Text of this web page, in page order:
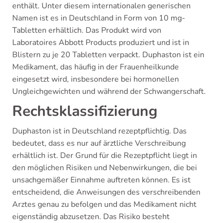
enthält. Unter diesem internationalen generischen
Namen ist es in Deutschland in Form von 10 mg-
Tabletten erhältlich. Das Produkt wird von
Laboratoires Abbott Products produziert und ist in
Blistern zu je 20 Tabletten verpackt. Duphaston ist ein
Medikament, das häufig in der Frauenheilkunde
eingesetzt wird, insbesondere bei hormonellen
Ungleichgewichten und während der Schwangerschaft.
Rechtsklassifizierung
Duphaston ist in Deutschland rezeptpflichtig. Das
bedeutet, dass es nur auf ärztliche Verschreibung
erhältlich ist. Der Grund für die Rezeptpflicht liegt in
den möglichen Risiken und Nebenwirkungen, die bei
unsachgemäßer Einnahme auftreten können. Es ist
entscheidend, die Anweisungen des verschreibenden
Arztes genau zu befolgen und das Medikament nicht
eigenständig abzusetzen. Das Risiko besteht